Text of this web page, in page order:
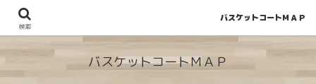
地図から探せる！穴場が見つかるバスケットコート情報
バスケットコートＭＡＰ
検索
バスケットコートＭＡＰ